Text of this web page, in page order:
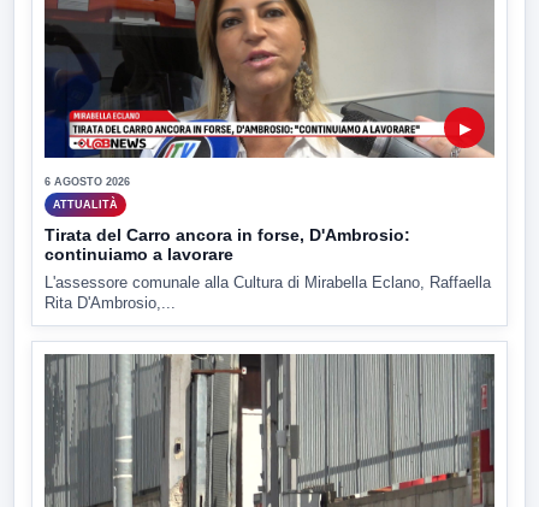
▶
6 AGOSTO 2026
ATTUALITÀ
Tirata del Carro ancora in forse, D'Ambrosio:
continuiamo a lavorare
L'assessore comunale alla Cultura di Mirabella Eclano, Raffaella
Rita D'Ambrosio,...